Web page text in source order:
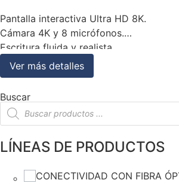
Pantalla interactiva Ultra HD 8K.
Cámara 4K y 8 micrófonos.
Escritura fluida y realista.
Ver más detalles
Buscar
LÍNEAS DE PRODUCTOS
CONECTIVIDAD CON FIBRA